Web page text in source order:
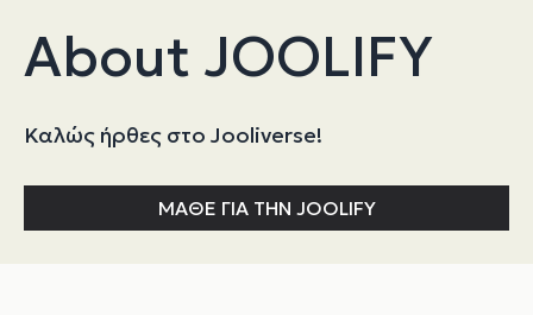
About JOOLIFY
Καλώς ήρθες στο Jooliverse!
ΜΑΘΕ ΓΙΑ ΤΗΝ JOOLIFY